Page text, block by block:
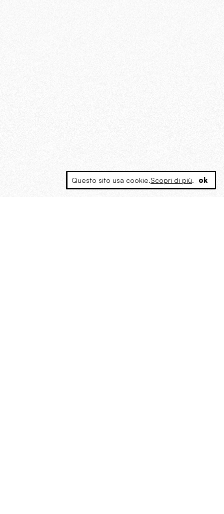
Questo sito usa cookie.Scopri di più. ok